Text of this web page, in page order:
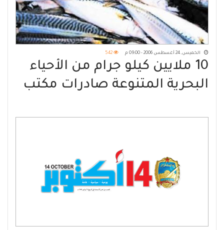
الخميس, 24 أغسطس 2006 - 09:00 م 542
10 ملايين كيلو جرام من الأحياء
البحرية المتنوعة صادرات مكتب